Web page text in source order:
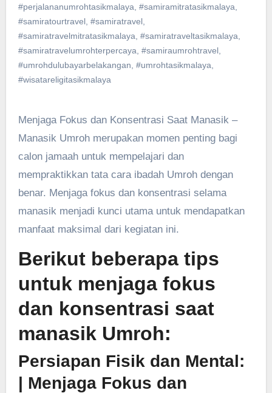
#perjalananumrohtasikmalaya, #samiramitratasikmalaya,
#samiratourtravel, #samiratravel,
#samiratravelmitratasikmalaya, #samiratraveltasikmalaya,
#samiratravelumrohterpercaya, #samiraumrohtravel,
#umrohdulubayarbelakangan, #umrohtasikmalaya,
#wisatareligitasikmalaya
Menjaga Fokus dan Konsentrasi Saat Manasik –
Manasik Umroh merupakan momen penting bagi
calon jamaah untuk mempelajari dan
mempraktikkan tata cara ibadah Umroh dengan
benar. Menjaga fokus dan konsentrasi selama
manasik menjadi kunci utama untuk mendapatkan
manfaat maksimal dari kegiatan ini.
Berikut beberapa tips
untuk menjaga fokus
dan konsentrasi saat
manasik Umroh:
Persiapan Fisik dan Mental:
| Menjaga Fokus dan